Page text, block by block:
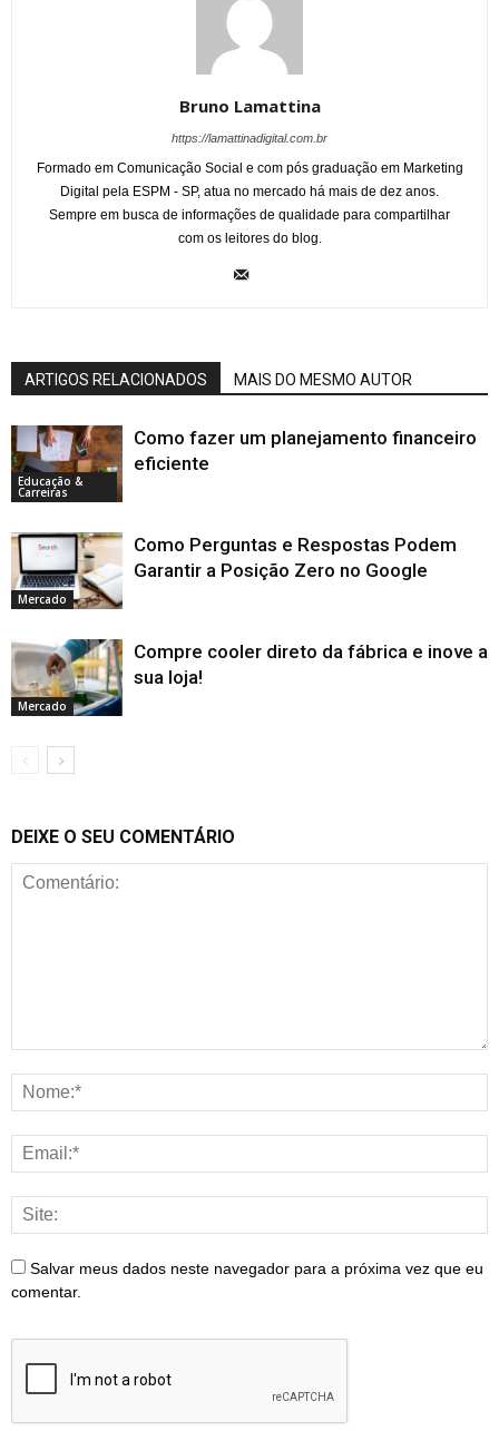
Bruno Lamattina
https://lamattinadigital.com.br
Formado em Comunicação Social e com pós graduação em Marketing
Digital pela ESPM - SP, atua no mercado há mais de dez anos.
Sempre em busca de informações de qualidade para compartilhar
com os leitores do blog.
ARTIGOS RELACIONADOS MAIS DO MESMO AUTOR
Educação &
Carreiras
Como fazer um planejamento financeiro
eficiente
Mercado
Como Perguntas e Respostas Podem
Garantir a Posição Zero no Google
Mercado
Compre cooler direto da fábrica e inove a
sua loja!
DEIXE O SEU COMENTÁRIO
Salvar meus dados neste navegador para a próxima vez que eu
comentar.